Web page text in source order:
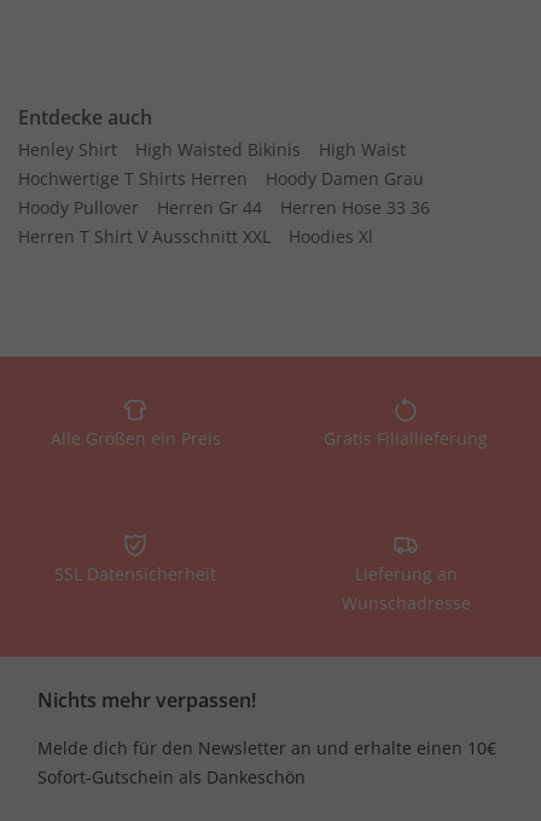
Entdecke auch
Henley Shirt High Waisted Bikinis
High Waist
Hochwertige T Shirts Herren
Hoody Damen Grau
Hoody Pullover
Herren Gr 44
Herren Hose 33 36
Herren T Shirt V Ausschnitt XXL
Hoodies Xl
Alle Größen ein Preis Gratis Filiallieferung
SSL Datensicherheit
Lieferung an
Wunschadresse
Nichts mehr verpassen!
Melde dich für den Newsletter an und erhalte einen 10€
Sofort-Gutschein als Dankeschön